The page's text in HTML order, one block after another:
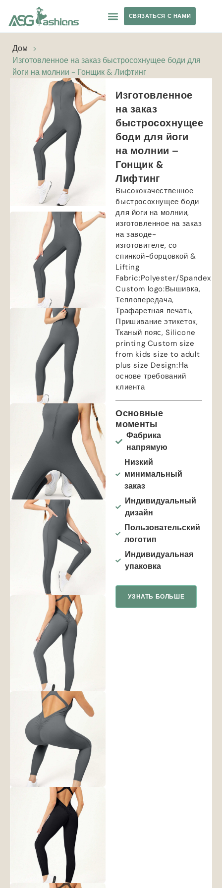
СВЯЗАТЬСЯ С НАМИ
Дом >
Изготовленное на заказ быстросохнущее боди для
йоги на молнии - Гонщик & Лифтинг
Изготовленное
на заказ
быстросохнущее
боди для йоги
на молнии –
Гонщик &
Лифтинг
Высококачественное
быстросохнущее боди
для йоги на молнии,
изготовленное на заказ
на заводе-
изготовителе, со
спинкой-борцовкой &
Lifting
Fabric:Polyester/Spandex
Custom logo:Вышивка,
Теплопередача,
Трафаретная печать,
Пришивание этикеток,
Тканый пояс,Silicone
printing Custom size
from kids size to adult
plus size Design:На
основе требований
клиента
Основные
моменты
Фабрика
напрямую
Низкий
минимальный
заказ
Индивидуальный
дизайн
Пользовательский
логотип
Индивидуальная
упаковка
УЗНАТЬ БОЛЬШЕ